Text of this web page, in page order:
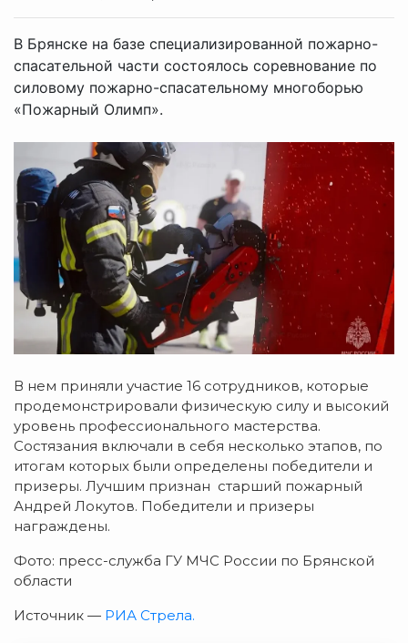
В Брянске на базе специализированной пожарно-
спасательной части состоялось соревнование по
силовому пожарно-спасательному многоборью
«Пожарный Олимп».
В нем приняли участие 16 сотрудников, которые
продемонстрировали физическую силу и высокий
уровень профессионального мастерства.
Состязания включали в себя несколько этапов, по
итогам которых были определены победители и
призеры. Лучшим признан старший пожарный
Андрей Локутов. Победители и призеры
награждены.
Фото: пресс-служба ГУ МЧС России по Брянской
области
Источник — РИА Стрела.